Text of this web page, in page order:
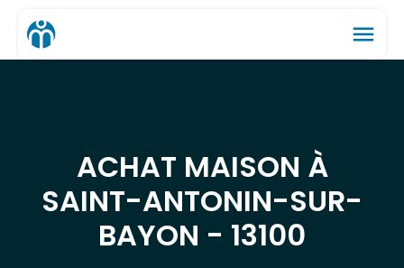
menu
ACHAT MAISON À
SAINT-ANTONIN-SUR-
BAYON - 13100